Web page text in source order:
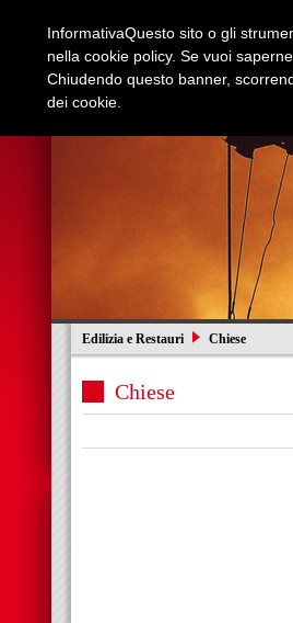
Edilizia e Restauri Chiese
Chiese
InformativaQuesto sito o gli
nella cookie policy. Se vuoi
Chiudendo questo banner,
dei cookie.